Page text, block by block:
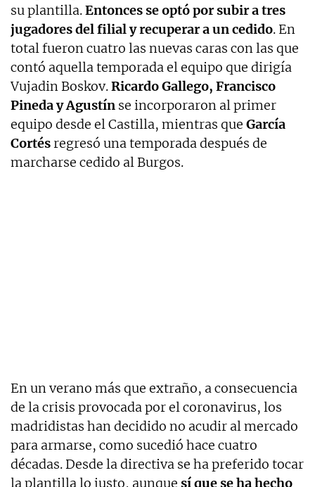
su plantilla.Entonces se optó por subir a tres
jugadores del filial y recuperar a un cedido. En
total fueron cuatro las nuevas caras con las que
contó aquella temporada el equipo que dirigía
Vujadin Boskov.Ricardo Gallego, Francisco
Pineda y Agustín se incorporaron al primer
equipo desde el Castilla, mientras que García
Cortésregresó una temporada después de
marcharse cedido al Burgos.
En un verano más que extraño, a consecuencia
de la crisis provocada por el coronavirus, los
madridistas han decidido no acudir al mercado
para armarse, como sucedió hace cuatro
décadas. Desde la directiva se ha preferido tocar
la plantilla lo justo, aunque sí que se ha hecho